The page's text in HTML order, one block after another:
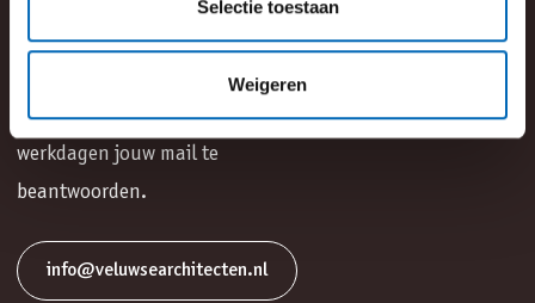
Selectie toestaan
Weigeren
Wij streven ernaar om binnen twee
werkdagen jouw mail te
beantwoorden.
info@veluwsearchitecten.nl